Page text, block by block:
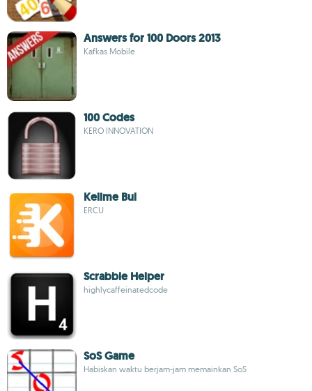
Answers for 100 Doors 2013
Kafkas Mobile
100 Codes
KERO INNOVATION
Kelime Bul
ERCU
Scrabble Helper
highlycaffeinatedcode
SoS Game
Habiskan waktu berjam-jam memainkan SoS